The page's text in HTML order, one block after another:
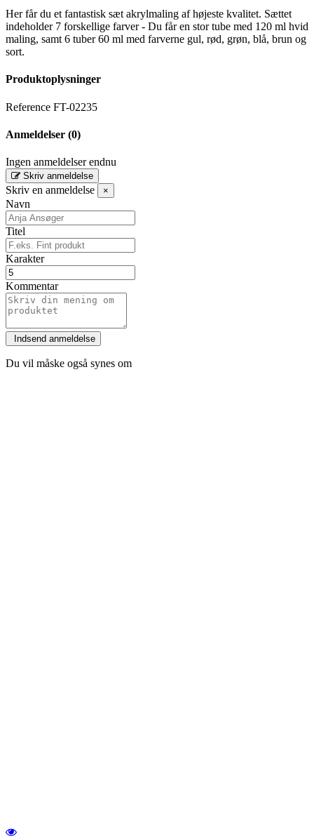
Her får du et fantastisk sæt akrylmaling af højeste kvalitet. Sættet
indeholder 7 forskellige farver - Du får en stor tube med 120 ml hvid
maling, samt 6 tuber 60 ml med farverne gul, rød, grøn, blå, brun og
sort.
Produktoplysninger
Reference FT-02235
Anmeldelser (0)
Ingen anmeldelser endnu
Skriv anmeldelse
Skriv en anmeldelse ×
Navn
Titel
Karakter
Kommentar
Du vil måske også synes om